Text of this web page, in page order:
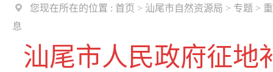
您现在所在的位置 : 首页 > 汕尾市自然资源局 > 专题 >
息
汕尾市人民政府征地